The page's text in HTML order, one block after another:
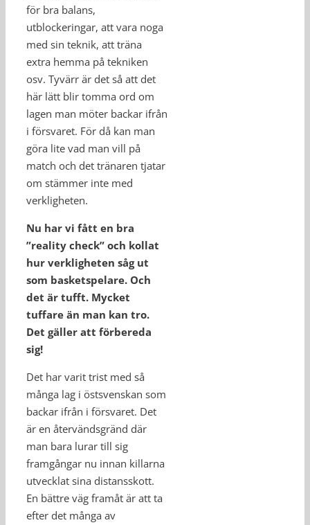
för bra balans,
utblockeringar, att vara noga
med sin teknik, att träna
extra hemma på tekniken
osv. Tyvärr är det så att det
här lätt blir tomma ord om
lagen man möter backar ifrån
i försvaret. För då kan man
göra lite vad man vill på
match och det tränaren tjatar
om stämmer inte med
verkligheten.
Nu har vi fått en bra
”reality check” och kollat
hur verkligheten såg ut
som basketspelare. Och
det är tufft. Mycket
tuffare än man kan tro.
Det gäller att förbereda
sig!
Det har varit trist med så
många lag i östsvenskan som
backar ifrån i försvaret. Det
är en återvändsgränd där
man bara lurar till sig
framgångar nu innan killarna
utvecklat sina distansskott.
En bättre väg framåt är att ta
efter det många av